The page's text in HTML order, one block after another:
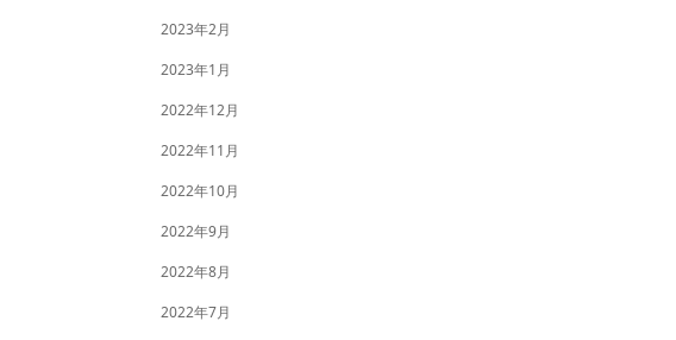
2023年2月
2023年1月
2022年12月
2022年11月
2022年10月
2022年9月
2022年8月
2022年7月